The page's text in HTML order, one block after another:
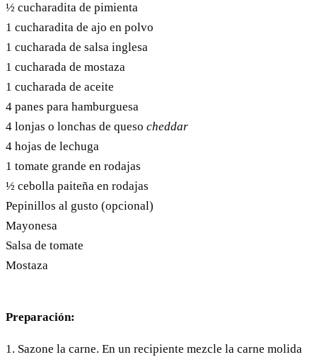
½ cucharadita de pimienta
1 cucharadita de ajo en polvo
1 cucharada de salsa inglesa
1 cucharada de mostaza
1 cucharada de aceite
4 panes para hamburguesa
4 lonjas o lonchas de queso cheddar
4 hojas de lechuga
1 tomate grande en rodajas
½ cebolla paiteña en rodajas
Pepinillos al gusto (opcional)
Mayonesa
Salsa de tomate
Mostaza
Preparación:
1. Sazone la carne. En un recipiente mezcle la carne molida